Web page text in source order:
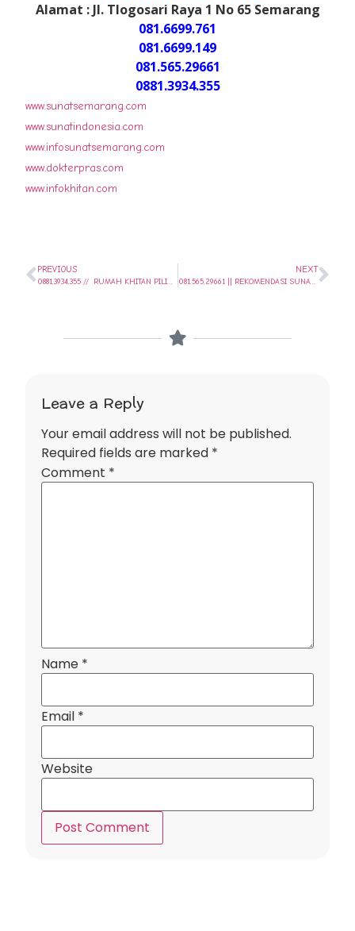
Alamat : Jl. Tlogosari Raya 1 No 65 Semarang
081.6699.761
081.6699.149
081.565.29661
0881.3934.355
www.sunatsemarang.com
www.sunatindonesia.com
www.infosunatsemarang.com
www.dokterpras.com
www.infokhitan.com
PREVIOUS NEXT
081.565.29661 || REKOMENDASI SUNAT SANTAI , TIDAK SAKIT, CEPAT SEMBUH DAN HARGA MURAH DI KOTA SEMARANG || SUNAT SEHARI SAJA..
Leave a Reply
Your email address will not be published.
Required fields are marked *
Comment *
Name *
Email *
Website